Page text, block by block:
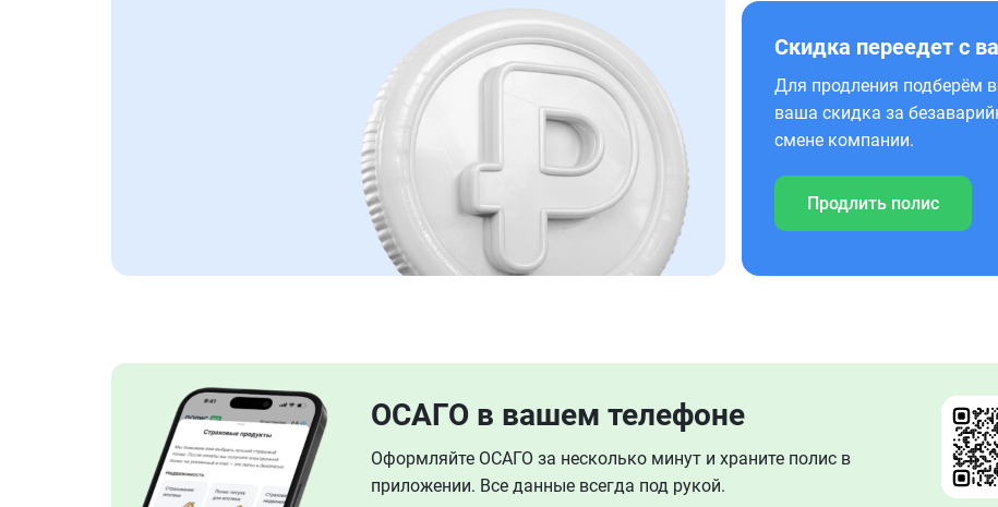
Скидка переедет с
Для продления подберём
ваша скидка за
смене компании.
Продлить полис
ОСАГО в вашем телефоне
Оформляйте ОСАГО за несколько минут и храните полис в
приложении. Все данные всегда под рукой.